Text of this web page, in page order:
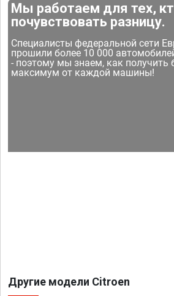
Мы работаем для тех,
почувствовать разницу.
Специалисты федеральной сети
прошили более 10 000
- поэтому мы знаем, как получить
максимум от каждой машины!
Другие модели Citroen